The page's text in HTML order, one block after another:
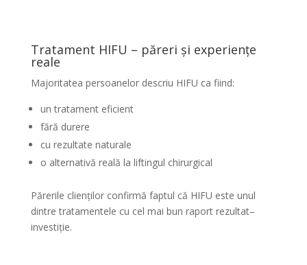
Tratament HIFU – păreri și experiențe
reale
Majoritatea persoanelor descriu HIFU ca fiind:
un tratament eficient
fără durere
cu rezultate naturale
o alternativă reală la liftingul chirurgical
Părerile clienților confirmă faptul că HIFU este unul
dintre tratamentele cu cel mai bun raport rezultat–
investiție.